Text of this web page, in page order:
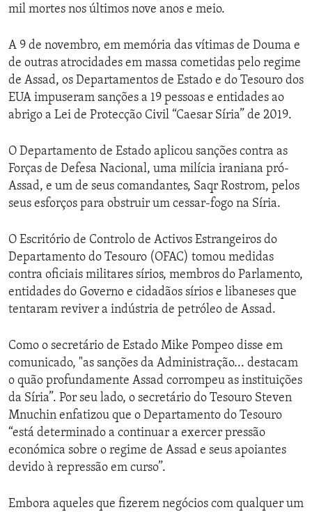
mil mortes nos últimos nove anos e meio.
A 9 de novembro, em memória das vítimas de Douma e
de outras atrocidades em massa cometidas pelo regime
de Assad, os Departamentos de Estado e do Tesouro dos
EUA impuseram sanções a 19 pessoas e entidades ao
abrigo a Lei de Protecção Civil “Caesar Síria” de 2019.
O Departamento de Estado aplicou sanções contra as
Forças de Defesa Nacional, uma milícia iraniana pró-
Assad, e um de seus comandantes, Saqr Rostrom, pelos
seus esforços para obstruir um cessar-fogo na Síria.
O Escritório de Controlo de Activos Estrangeiros do
Departamento do Tesouro (OFAC) tomou medidas
contra oficiais militares sírios, membros do Parlamento,
entidades do Governo e cidadãos sírios e libaneses que
tentaram reviver a indústria de petróleo de Assad.
Como o secretário de Estado Mike Pompeo disse em
comunicado, "as sanções da Administração... destacam
o quão profundamente Assad corrompeu as instituições
da Síria”. Por seu lado, o secretário do Tesouro Steven
Mnuchin enfatizou que o Departamento do Tesouro
“está determinado a continuar a exercer pressão
económica sobre o regime de Assad e seus apoiantes
devido à repressão em curso”.
Embora aqueles que fizerem negócios com qualquer um